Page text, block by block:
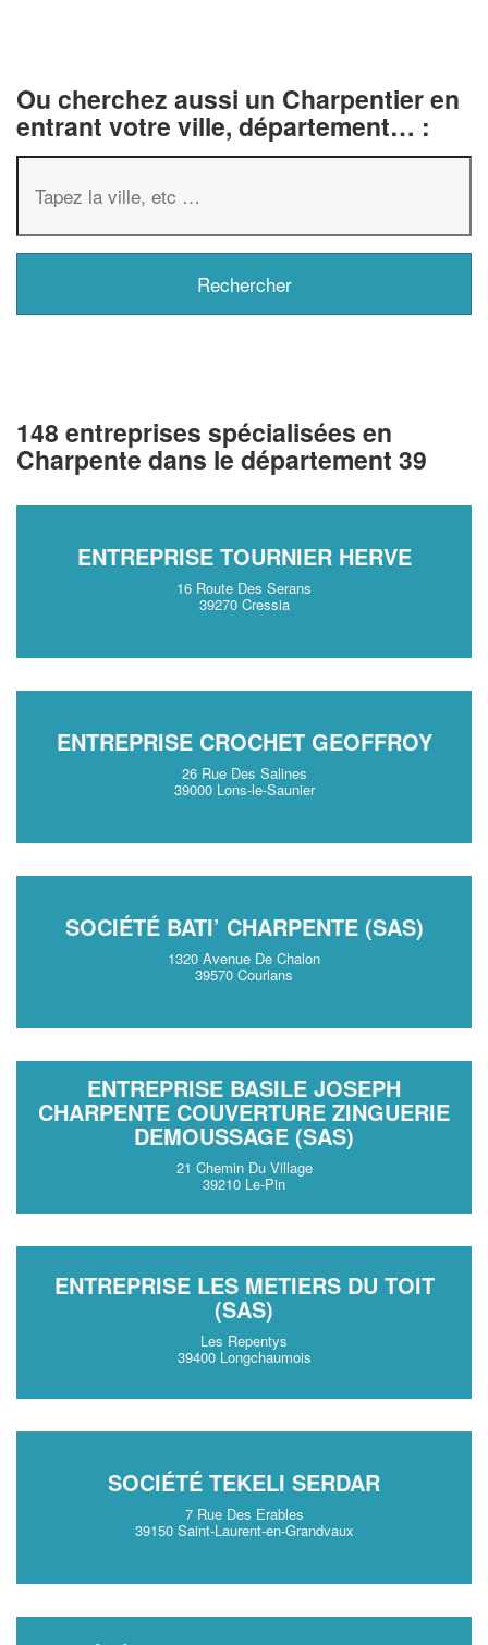
Ou cherchez aussi un Charpentier en
entrant votre ville, département… :
148 entreprises spécialisées en
Charpente dans le département 39
ENTREPRISE TOURNIER HERVE
16 Route Des Serans
39270 Cressia
ENTREPRISE CROCHET GEOFFROY
26 Rue Des Salines
39000 Lons-le-Saunier
SOCIÉTÉ BATI’ CHARPENTE (SAS)
1320 Avenue De Chalon
39570 Courlans
ENTREPRISE BASILE JOSEPH
CHARPENTE COUVERTURE ZINGUERIE
DEMOUSSAGE (SAS)
21 Chemin Du Village
39210 Le-Pin
ENTREPRISE LES METIERS DU TOIT
(SAS)
Les Repentys
39400 Longchaumois
SOCIÉTÉ TEKELI SERDAR
7 Rue Des Erables
39150 Saint-Laurent-en-Grandvaux